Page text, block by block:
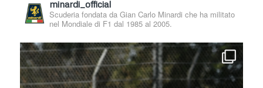
minardi_official
Scuderia fondata da Gian Carlo Minardi che ha militato
nel Mondiale di F1 dal 1985 al 2005.